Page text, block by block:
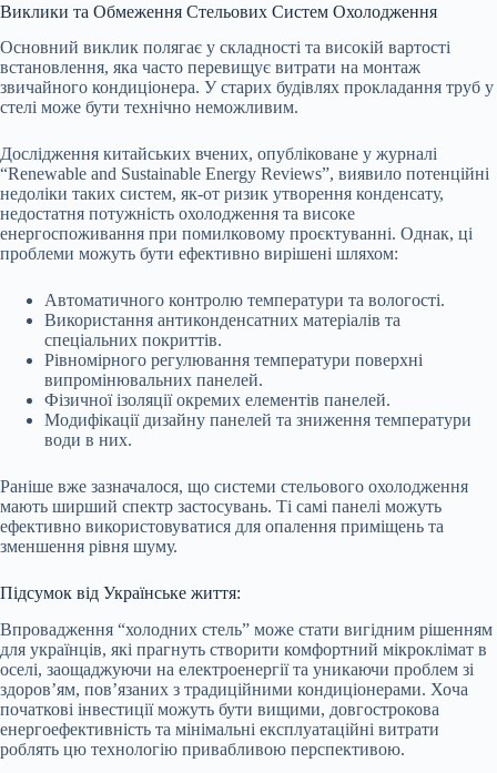
Виклики та Обмеження Стельових Систем Охолодження
Основний виклик полягає у складності та високій вартості
встановлення, яка часто перевищує витрати на монтаж
звичайного кондиціонера. У старих будівлях прокладання труб у
стелі може бути технічно неможливим.
Дослідження китайських вчених, опубліковане у журналі
“Renewable and Sustainable Energy Reviews”, виявило потенційні
недоліки таких систем, як-от ризик утворення конденсату,
недостатня потужність охолодження та високе
енергоспоживання при помилковому проєктуванні. Однак, ці
проблеми можуть бути ефективно вирішені шляхом:
Автоматичного контролю температури та вологості.
Використання антиконденсатних матеріалів та
спеціальних покриттів.
Рівномірного регулювання температури поверхні
випромінювальних панелей.
Фізичної ізоляції окремих елементів панелей.
Модифікації дизайну панелей та зниження температури
води в них.
Раніше вже зазначалося, що системи стельового охолодження
мають ширший спектр застосувань. Ті самі панелі можуть
ефективно використовуватися для опалення приміщень та
зменшення рівня шуму.
Підсумок від Українське життя:
Впровадження “холодних стель” може стати вигідним рішенням
для українців, які прагнуть створити комфортний мікроклімат в
оселі, заощаджуючи на електроенергії та уникаючи проблем зі
здоров’ям, пов’язаних з традиційними кондиціонерами. Хоча
початкові інвестиції можуть бути вищими, довгострокова
енергоефективність та мінімальні експлуатаційні витрати
роблять цю технологію привабливою перспективою.